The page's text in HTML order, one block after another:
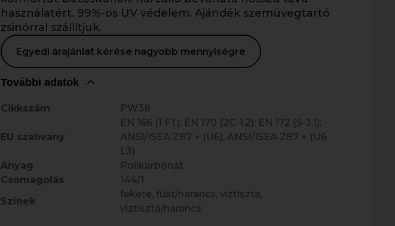
használatért. 99%-os UV védelem. Ajándék szemüvegtartó
zsinórral szállítjuk.
Egyedi árajánlat kérése nagyobb mennyiségre
További adatok
Cikkszám PW38
EU szabvány
EN 166 (1 FT); EN 170 (2C-1.2); EN 172 (5-3.1);
ANSI/ISEA Z87 + (U6); ANSI/ISEA Z87 + (U6
L3)
Anyag
Polikarbonát
Csomagolás
144/1
Színek
fekete, füst/narancs, víztiszta,
víztiszta/narancs